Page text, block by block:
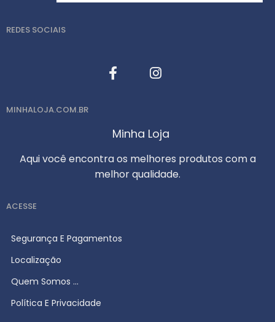
REDES SOCIAIS
MINHALOJA.COM.BR
Minha Loja
Aqui você encontra os melhores produtos com a
melhor qualidade.
ACESSE
Segurança E Pagamentos
Localização
Quem Somos ...
Política E Privacidade